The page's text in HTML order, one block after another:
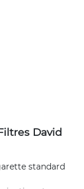
David
standard